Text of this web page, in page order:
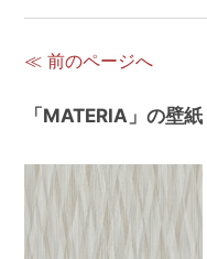
≪ 前のページへ
「MATERIA」の壁